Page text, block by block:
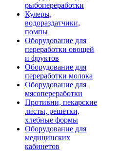
рыбопереработки
Кулеры,
водораздатчики,
помпы
Оборудование для
переработки овощей
и фруктов
Оборудование для
переработки молока
Оборудование для
мясопереработки
Противни, пекарские
листы, решетки,
хлебные формы
Оборудование для
медицинских
кабинетов